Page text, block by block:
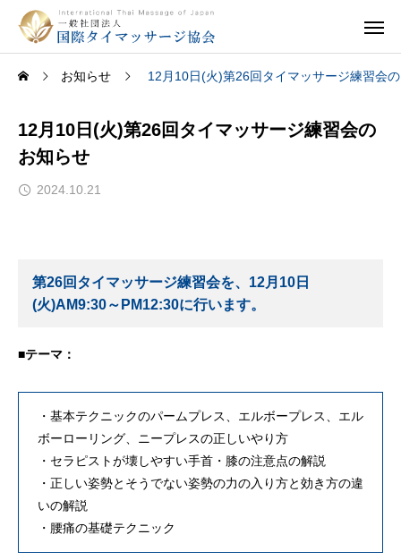
お知らせ 12月10日(火)第26回タイマッサージ練習会
12月10日(火)第26回タイマッサージ練習会の
お知らせ
2024.10.21
第26回タイマッサージ練習会を、12月10日
(火)AM9:30～PM12:30に行います。
■テーマ：
・基本テクニックのパームプレス、エルボープレス、エル
ボーローリング、ニープレスの正しいやり方
・セラピストが壊しやすい手首・膝の注意点の解説
・正しい姿勢とそうでない姿勢の力の入り方と効き方の違
いの解説
・腰痛の基礎テクニック